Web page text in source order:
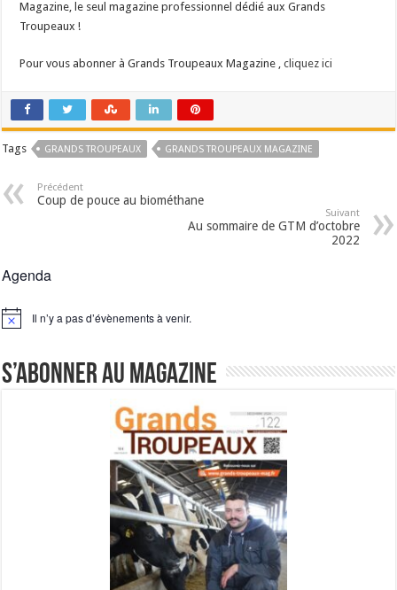
Les canicules freinent la collecte laitière
Magazine, le seul magazine professionnel dédié aux Grands
Troupeaux !
Pour vous abonner à Grands Troupeaux Magazine ,cliquez ici
Tags GRANDS TROUPEAUX GRANDS TROUPEAUX MAGAZINE
Précédent
Coup de pouce au biométhane
Suivant
Au sommaire de GTM d’octobre
2022
Agenda
Notice Il n’y a pas d’évènements à venir.
S’abonner au magazine